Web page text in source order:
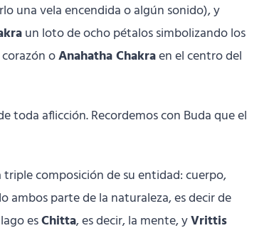
una vela encendida o algún sonido), y
un loto de ocho pétalos simbolizando los
oAnahatha Chakraen el centro del
toda aflicción. Recordemos con Buda que el
composición de su entidad: cuerpo,
parte de la naturaleza, es decir de
esChitta, es decir, la mente, yVrittis